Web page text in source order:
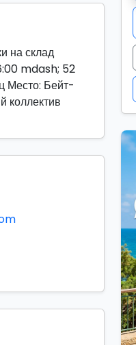
на склад
mdash; 52
Место: Бейт-
коллектив